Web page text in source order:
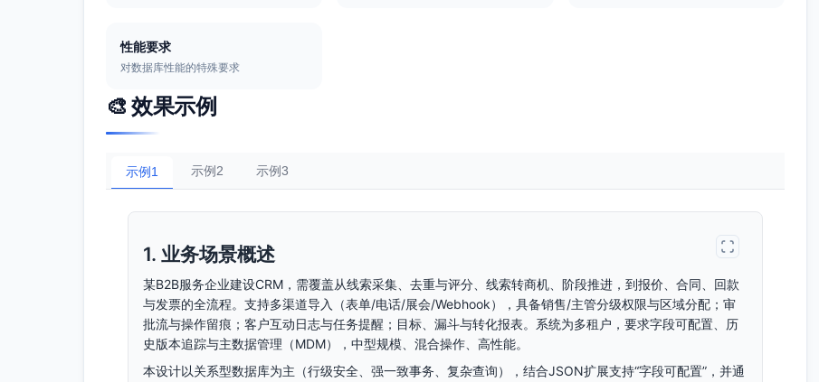
性能要求
对数据库性能的特殊要求
🎨 效果示例
示例1 示例2 示例3
1. 业务场景概述
某B2B服务企业建设CRM，需覆盖从线索采集、去重与评分、线索转商机、阶段推进，到报价、合同、回款
与发票的全流程。支持多渠道导入（表单/电话/展会/Webhook），具备销售/主管分级权限与区域分配；审
批流与操作留痕；客户互动日志与任务提醒；目标、漏斗与转化报表。系统为多租户，要求字段可配置、历
史版本追踪与主数据管理（MDM），中型规模、混合操作、高性能。
本设计以关系型数据库为主（行级安全、强一致事务、复杂查询），结合JSON扩展支持“字段可配置”，并通